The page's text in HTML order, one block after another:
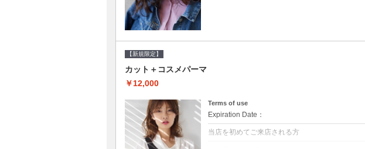
【新規限定】
カット＋コスメパーマ
￥12,000
Terms of use
Expiration Date：
当店を初めてご来店される方